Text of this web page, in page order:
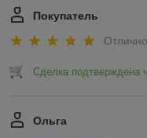
Покупатель
Отлично
Сделка подтверждена
Ольга